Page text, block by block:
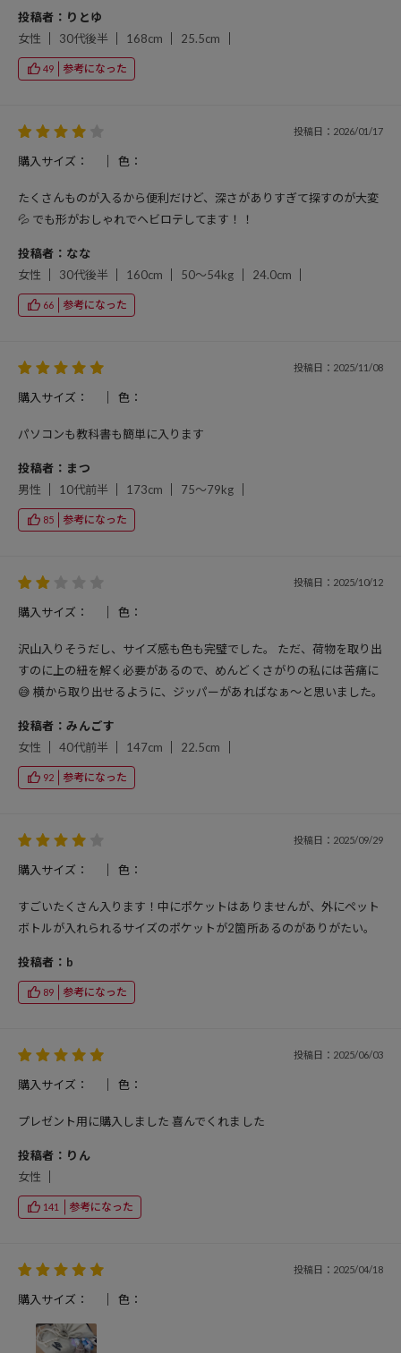
投稿者：りとゆ
女性
30代後半 168cm 25.5cm
49 参考になった
投稿日：2026/01/17
購入サイズ： 色：
たくさんものが入るから便利だけど、深さがありすぎて探すのが大変
💦 でも形がおしゃれでヘビロテしてます！！
投稿者：なな
女性
30代後半 160cm 50～54kg 24.0cm
66 参考になった
投稿日：2025/11/08
購入サイズ： 色：
パソコンも教科書も簡単に入ります
投稿者：まつ
男性
10代前半 173cm 75～79kg
85 参考になった
投稿日：2025/10/12
購入サイズ： 色：
沢山入りそうだし、サイズ感も色も完璧でした。 ただ、荷物を取り出
すのに上の紐を解く必要があるので、めんどくさがりの私には苦痛に
😅 横から取り出せるように、ジッパーがあればなぁ〜と思いました。
投稿者：みんごす
女性
40代前半 147cm 22.5cm
92 参考になった
投稿日：2025/09/29
購入サイズ： 色：
すごいたくさん入ります！中にポケットはありませんが、外にペット
ボトルが入れられるサイズのポケットが2箇所あるのがありがたい。
投稿者：b
89 参考になった
投稿日：2025/06/03
購入サイズ： 色：
プレゼント用に購入しました 喜んでくれました
投稿者：りん
女性
141 参考になった
投稿日：2025/04/18
購入サイズ： 色：